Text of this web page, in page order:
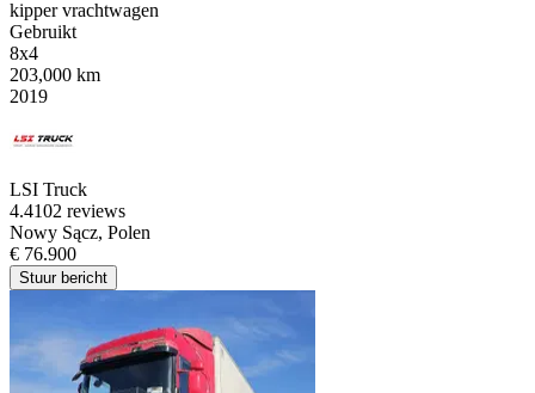
kipper vrachtwagen
Gebruikt
8x4
203,000 km
2019
LSI Truck
4.4102 reviews
Nowy Sącz, Polen
€ 76.900
Stuur bericht